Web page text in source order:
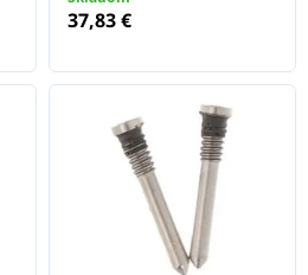
37,83 €